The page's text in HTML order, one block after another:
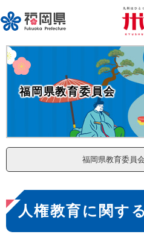
ー
ジ
の
先
メニューを飛
福岡県教育委員会
福岡県教育委員
本
文
人権教育に関す